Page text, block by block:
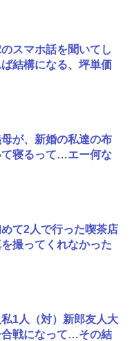
スマホ話を聞いてし
結構になる、坪単価
母が、新婚の私達の布
て寝るって…エー何な
めて2人で行った喫茶店
撮ってくれなかった
私1人（対）新郎友人大
戦になって…その結